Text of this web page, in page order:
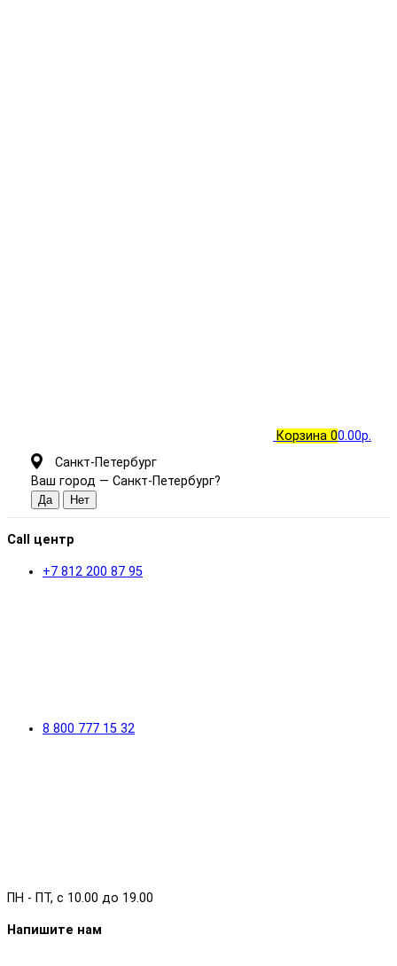
Корзина 00.00р.
Санкт-Петербург
Ваш город — Санкт-Петербург?
Call центр
+7 812 200 87 95
8 800 777 15 32
ПН - ПТ, с 10.00 до 19.00
Напишите нам